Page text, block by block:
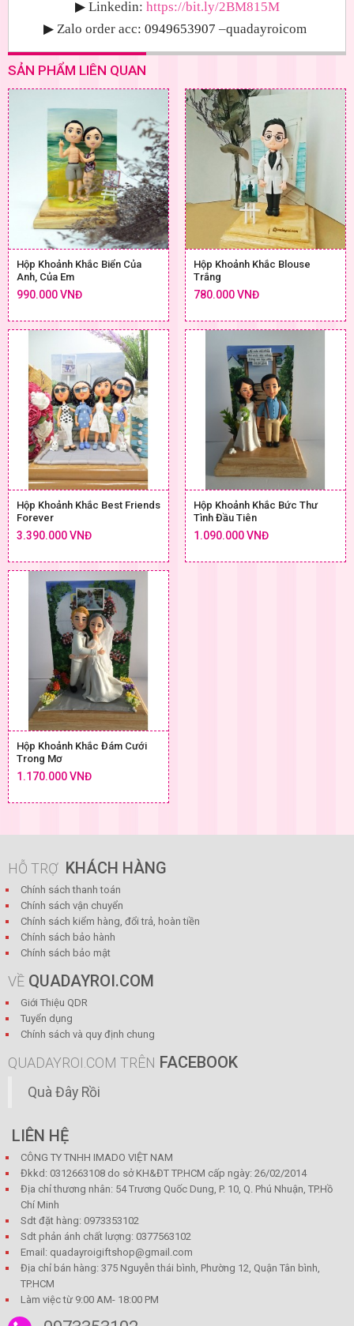
▶ Linkedin: https://bit.ly/2BM815M
▶ Zalo order acc: 0949653907 –quadayroicom
SẢN PHẨM LIÊN QUAN
Hộp Khoảnh Khắc Biển Của
Anh, Của Em
990.000 VNĐ
Hộp Khoảnh Khắc Blouse
Trắng
780.000 VNĐ
Hộp Khoảnh Khắc Best Friends
Forever
3.390.000 VNĐ
Hộp Khoảnh Khắc Bức Thư
Tình Đầu Tiên
1.090.000 VNĐ
Hộp Khoảnh Khắc Đám Cưới
Trong Mơ
1.170.000 VNĐ
HỖ TRỢ KHÁCH HÀNG
Chính sách thanh toán
Chính sách vận chuyển
Chính sách kiểm hàng, đổi trả, hoàn tiền
Chính sách bảo hành
Chính sách bảo mật
VỀ QUADAYROI.COM
Giới Thiệu QDR
Tuyển dụng
Chính sách và quy định chung
QUADAYROI.COM TRÊN FACEBOOK
Quà Đây Rồi
LIÊN HỆ
CÔNG TY TNHH IMADO VIỆT NAM
Đkkd: 0312663108 do sở KH&ĐT TP.HCM cấp ngày: 26/02/2014
Địa chỉ thương nhân: 54 Trương Quốc Dung, P. 10, Q. Phú Nhuận, TP.Hồ
Chí Minh
Sdt đặt hàng: 0973353102
Sdt phản ánh chất lượng: 0377563102
Email: quadayroigiftshop@gmail.com
Địa chỉ bán hàng: 375 Nguyễn thái bình, Phường 12, Quận Tân bình,
TP.HCM
Làm việc từ 9:00 AM- 18:00 PM